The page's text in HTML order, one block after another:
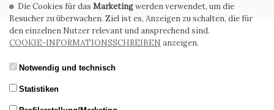
Die Cookies für das Marketingwerden verwendet, um die
Besucher zu überwachen. Ziel ist es, Anzeigen zu schalten, die für
den einzelnen Nutzer relevant und ansprechend sind.
COOKIE-INFORMATIONSSCHREIBEN anzeigen.
Notwendig und technisch
Statistiken